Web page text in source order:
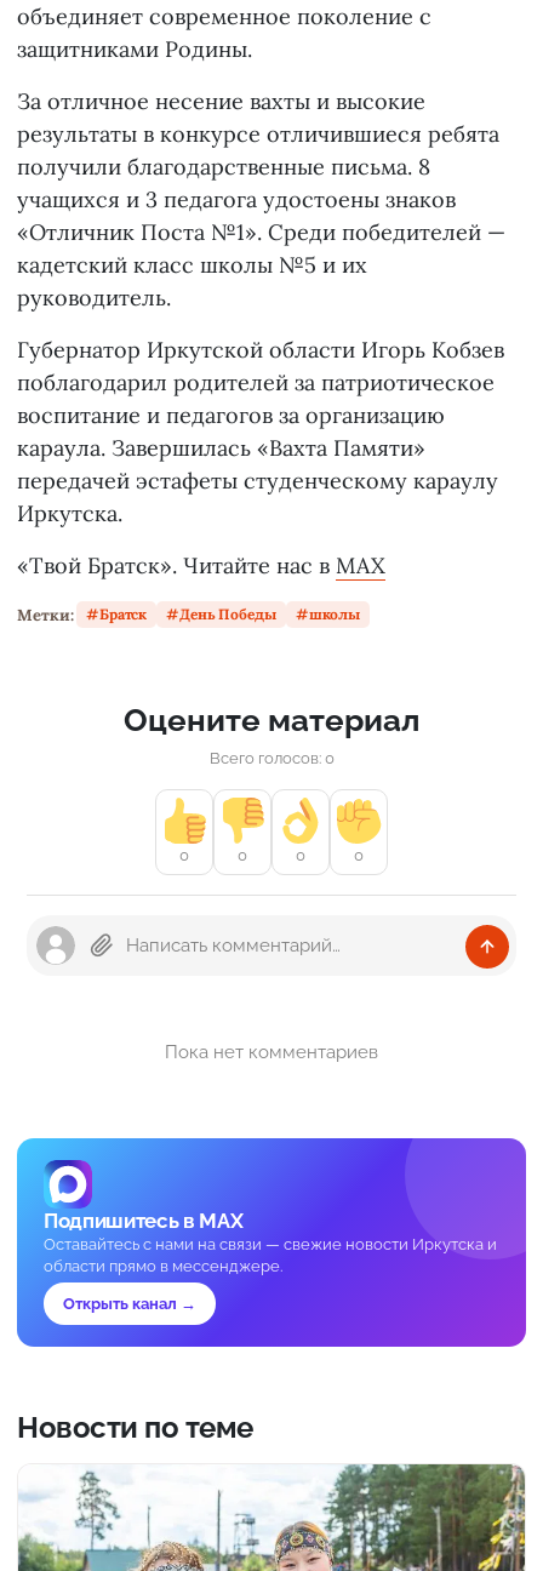
объединяет современное поколение с
защитниками Родины.
За отличное несение вахты и высокие
результаты в конкурсе отличившиеся ребята
получили благодарственные письма. 8
учащихся и 3 педагога удостоены знаков
«Отличник Поста №1». Среди победителей —
кадетский класс школы №5 и их
руководитель.
Губернатор Иркутской области Игорь Кобзев
поблагодарил родителей за патриотическое
воспитание и педагогов за организацию
караула. Завершилась «Вахта Памяти»
передачей эстафеты студенческому караулу
Иркутска.
«Твой Братск». Читайте нас в MAX
Метки: Братск День Победы школы
Оцените материал
Всего голосов: 0
0 0 0 0
Пока нет комментариев
Подпишитесь в MAX
Оставайтесь с нами на связи — свежие новости Иркутска и
области прямо в мессенджере.
Открыть канал →
Новости по теме